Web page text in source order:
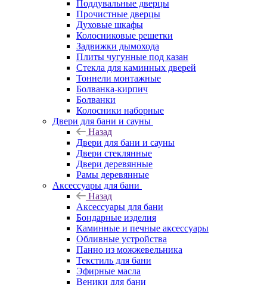
Поддувальные дверцы
Прочистные дверцы
Духовые шкафы
Колосниковые решетки
Задвижки дымохода
Плиты чугунные под казан
Стекла для каминных дверей
Тоннели монтажные
Болванка-кирпич
Болванки
Колосники наборные
Двери для бани и сауны
Назад
Двери для бани и сауны
Двери стеклянные
Двери деревянные
Рамы деревянные
Аксессуары для бани
Назад
Аксессуары для бани
Бондарные изделия
Каминные и печные аксессуары
Обливные устройства
Панно из можжевельника
Текстиль для бани
Эфирные масла
Веники для бани